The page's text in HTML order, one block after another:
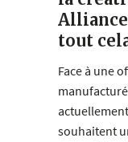
tout
Face à une
souhaitent